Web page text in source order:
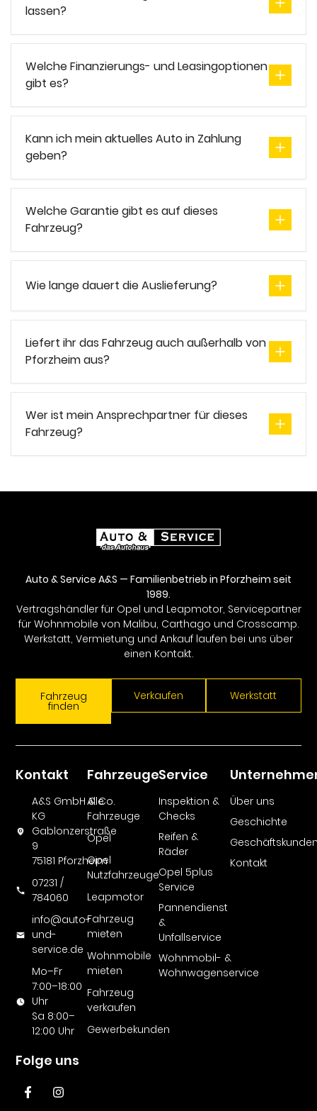
lassen?
Welche Finanzierungs- und Leasingoptionen
gibt es?
Kann ich mein aktuelles Auto in Zahlung
geben?
Welche Garantie gibt es auf dieses
Fahrzeug?
Wie lange dauert die Auslieferung?
Liefert ihr das Fahrzeug auch außerhalb von
Pforzheim aus?
Wer ist mein Ansprechpartner für dieses
Fahrzeug?
Auto & Service A&S — Familienbetrieb in Pforzheim seit
1989.
Vertragshändler für Opel und Leapmotor, Servicepartner
für Wohnmobile von Malibu, Carthago und Crosscamp.
Werkstatt, Vermietung und Ankauf laufen bei uns über
einen Kontakt.
Fahrzeug
finden
Verkaufen Werkstatt
Kontakt
A&S GmbH & Co.
KG
Gablonzerstraße
9
75181 Pforzheim
07231 /
784060
info@auto-
und-
service.de
Mo–Fr
7:00–18:00
Uhr
Sa 8:00–
12:00 Uhr
Folge uns
Fahrzeuge
Alle
Fahrzeuge
Opel
Opel
Nutzfahrzeuge
Leapmotor
Fahrzeug
mieten
Wohnmobile
mieten
Fahrzeug
verkaufen
Gewerbekunden
Service
Inspektion &
Checks
Reifen &
Räder
Opel 5plus
Service
Pannendienst
&
Unfallservice
Wohnmobil- &
Wohnwagenservice
Über uns
Geschichte
Kontakt